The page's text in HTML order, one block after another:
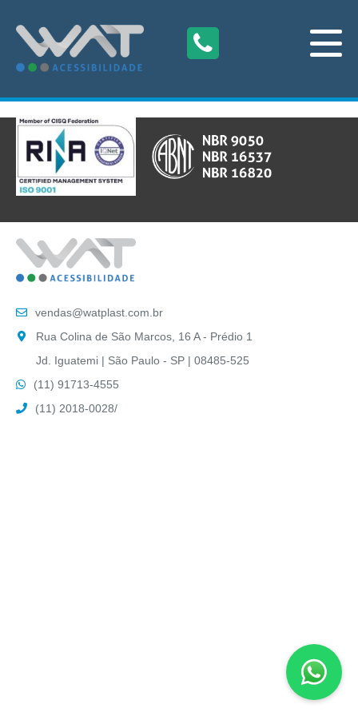
vendas@watplast.com.br
Rua Colina de São Marcos, 16 A - Prédio 1
Jd. Iguatemi | São Paulo - SP | 08485-525
(11) 91713-4555
(11) 2018-0028/